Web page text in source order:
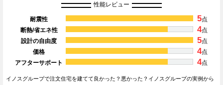
性能レビュー
耐震性 5点
断熱/省エネ性
4点
設計の自由度
5点
価格
4点
アフターサポート
4点
イノスグループで注文住宅を建てて良かった？悪かった？イノスグループの実例から